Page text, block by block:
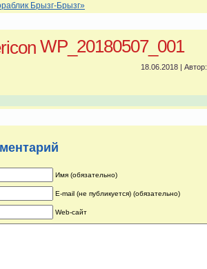
Брызг-Брызг»
WP_20180507_001
18.06.2018 | Автор:
Имя (обязательно)
E-mail (не публикуется) (обязательно)
Web-сайт